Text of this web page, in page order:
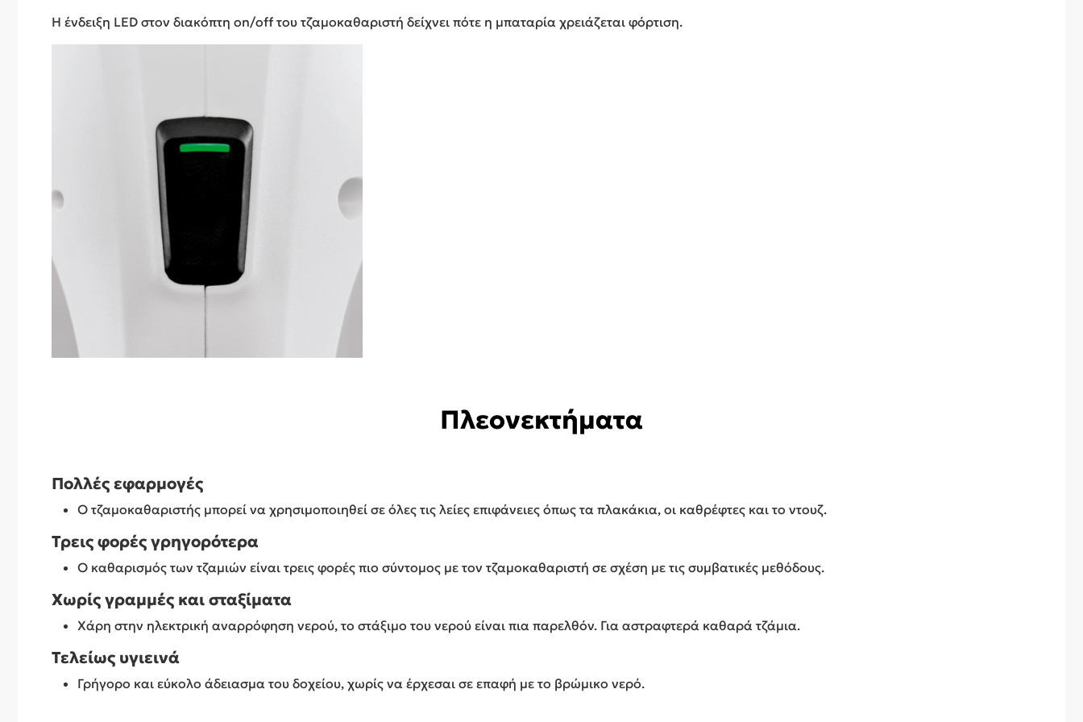
Η ένδειξη LED στον διακόπτη on/off του τζαμοκαθαριστή δείχνει πότε η μπαταρία χρειάζεται φόρτιση.
Πλεονεκτήματα
Πολλές εφαρμογές
Ο τζαμοκαθαριστής μπορεί να χρησιμοποιηθεί σε όλες τις λείες επιφάνειες όπως τα πλακάκια, οι καθρέφτες και το ντουζ.
Τρεις φορές γρηγορότερα
Ο καθαρισμός των τζαμιών είναι τρεις φορές πιο σύντομος με τον τζαμοκαθαριστή σε σχέση με τις συμβατικές μεθόδους.
Χωρίς γραμμές και σταξίματα
Χάρη στην ηλεκτρική αναρρόφηση νερού, το στάξιμο του νερού είναι πια παρελθόν. Για αστραφτερά καθαρά τζάμια.
Τελείως υγιεινά
Γρήγορο και εύκολο άδειασμα του δοχείου, χωρίς να έρχεσαι σε επαφή με το βρώμικο νερό.